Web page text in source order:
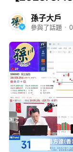
孫子大戶
參與了話題 ·
取
Loaded:
0%
Progress:
0%